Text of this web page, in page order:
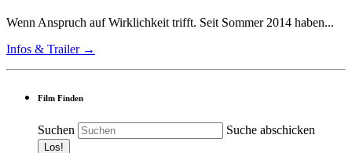
Wenn Anspruch auf Wirklichkeit trifft. Seit Sommer 2014 haben...
Infos & Trailer →
Film Finden
Suchen Suche abschicken